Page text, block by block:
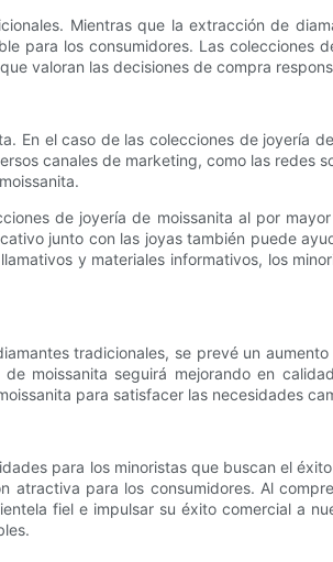
Mientras que la extracción de
para los consumidores. Las colecciones
valoran las decisiones de compra
En el caso de las colecciones de joyería
canales de marketing, como las redes
de joyería de moissanita al por
junto con las joyas también puede
y materiales informativos, los
tradicionales, se prevé un
moissanita seguirá mejorando en
para satisfacer las necesidades
para los minoristas que buscan el
para los consumidores. Al
fiel e impulsar su éxito comercial a